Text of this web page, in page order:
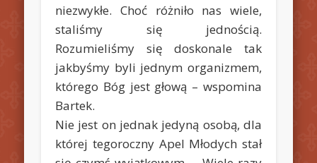
niezwykłe. Choć różniło nas wiele,
staliśmy się jednością.
Rozumieliśmy się doskonale tak
jakbyśmy byli jednym organizmem,
którego Bóg jest głową – wspomina
Bartek.
Nie jest on jednak jedyną osobą, dla
której tegoroczny Apel Młodych stał